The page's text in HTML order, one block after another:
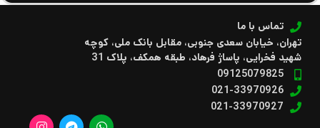
تماس با ما
تهران، خیابان سعدی جنوبی، مقابل بانک ملی، کوچه
شهید فخرایی، پاساژ فرهاد، طبقه همکف، پلاک 31
09125079825
021-33970926
021-33970927